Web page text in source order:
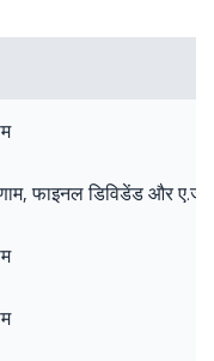
फाइनल डिविडेंड और